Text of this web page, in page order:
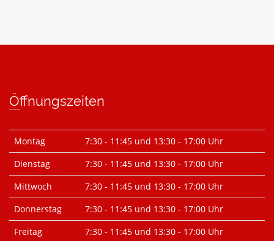
Öffnungszeiten
Montag
7:30 - 11:45 und 13:30 - 17:00 Uhr
Dienstag
7:30 - 11:45 und 13:30 - 17:00 Uhr
Mittwoch
7:30 - 11:45 und 13:30 - 17:00 Uhr
Donnerstag
7:30 - 11:45 und 13:30 - 17:00 Uhr
Freitag
7:30 - 11:45 und 13:30 - 17:00 Uhr